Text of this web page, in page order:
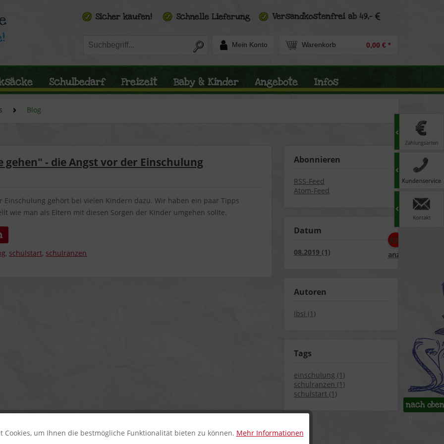
Mein Konto Warenkorb 0,00 € *
Schulbedarf Freizeit Baby & Kinder Angebote Infos
Blog
Abonnieren
RSS-Feed
Atom-Feed
Datum
08.2019 (1)
Alle
anzeigen
Autoren
Ibsi (1)
Tags
einschulung (1)
schulranzen (1)
schulstart (1)
- die Angst vor der Einschulung
Einschulung gehört bei vielen Kindern dazu. Wir haben ein paar Tipps
wie man als Eltern mit diesen Sorgen der Kinder umgehen sollte.
, schulstart, schulranzen
nach oben
Aktiv
Cookies, um Ihnen die bestmögliche Funktionalität bieten zu können. Mehr Informationen